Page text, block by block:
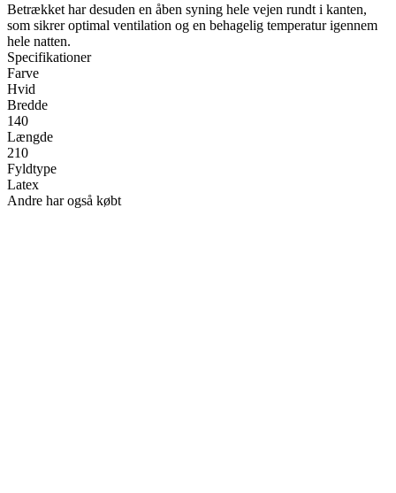
Betrækket har desuden en åben syning hele vejen rundt i kanten,
som sikrer optimal ventilation og en behagelig temperatur igennem
hele natten.
Specifikationer
Farve
Hvid
Bredde
140
Længde
210
Fyldtype
Latex
Andre har også købt